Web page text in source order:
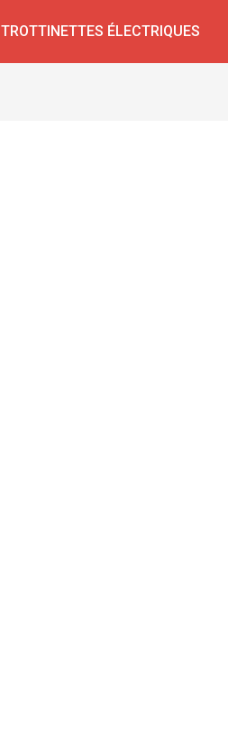
TROTTINETTES ÉLECTRIQUES